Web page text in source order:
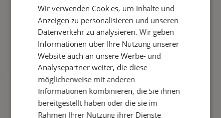
DANISH
GERMAN
NORWEGIAN
Wir verwenden Cookies, um Inhalte und
Anzeigen zu personalisieren und unseren
Datenverkehr zu analysieren. Wir geben
Informationen über Ihre Nutzung unserer
Website auch an unsere Werbe- und
Analysepartner weiter, die diese
möglicherweise mit anderen
Informationen kombinieren, die Sie ihnen
bereitgestellt haben oder die sie im
Rahmen Ihrer Nutzung ihrer Dienste